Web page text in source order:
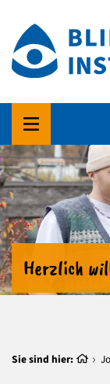
Herzlich
Sie sind hier: